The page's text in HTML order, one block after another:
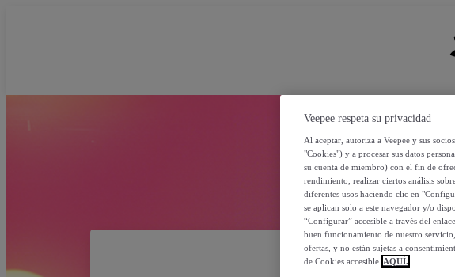
Veepee respeta su privacidad
Al aceptar, autoriza a Veepee y sus
"Cookies") y a procesar sus datos
su cuenta de miembro) con el fin de
rendimiento, realizar ciertos análisis
diferentes usos haciendo clic en
se aplican solo a este navegador y/o
“Configurar” accesible a través del
buen funcionamiento de nuestro
ofertas, y no están sujetas a
de Cookies accesible AQUÍ.